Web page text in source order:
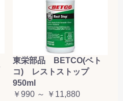
東栄部品 BETCO(ベト
コ) レストストップ
950ml
￥990 ～ ￥11,880